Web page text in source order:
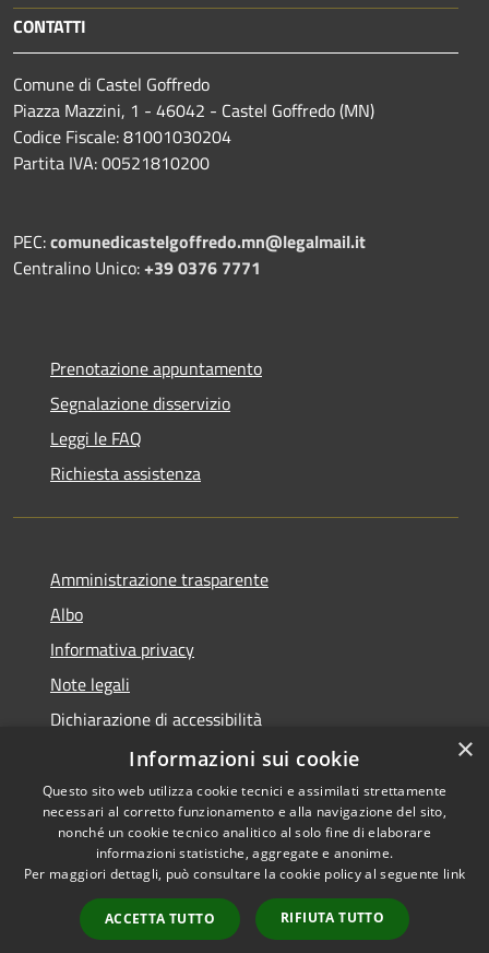
CONTATTI
Comune di Castel Goffredo
Piazza Mazzini, 1 - 46042 - Castel Goffredo (MN)
Codice Fiscale: 81001030204
Partita IVA: 00521810200
PEC:comunedicastelgoffredo.mn@legalmail.it
Centralino Unico:+39 0376 7771
Prenotazione appuntamento
Segnalazione disservizio
Leggi le FAQ
Richiesta assistenza
Amministrazione trasparente
Albo
Informativa privacy
Note legali
Dichiarazione di accessibilità
Piano di miglioramento
RSS
Accessibilità
Copyright © 2026 • Comune di
Castel Goffredo • Powered by
Municipium•
Accesso
redazione
×
Informazioni sui cookie
Questo sito web utilizza cookie tecnici e assimilati strettamente
necessari al corretto funzionamento e alla navigazione del sito,
nonché un cookie tecnico analitico al solo fine di elaborare
informazioni statistiche, aggregate e anonime.
Per maggiori dettagli, può consultare la cookie policy al seguente link
ACCETTA TUTTO RIFIUTA TUTTO